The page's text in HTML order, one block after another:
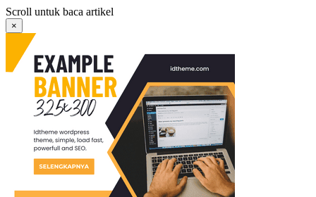
Langsung
ke
konten
Scroll untuk baca artikel
×